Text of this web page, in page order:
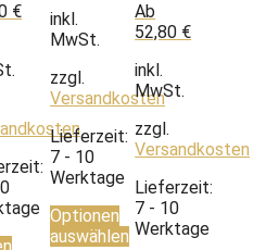
€
inkl.
MwSt.
zzgl.
Versandkosten
Lieferzeit:
7 - 10
Werktage
Optionen
auswählen
Ab
52,80 €
inkl.
MwSt.
zzgl.
Versandkosten
Lieferzeit:
7 - 10
Werktage